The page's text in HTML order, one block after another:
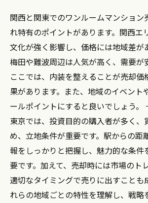
関西と関東でのワンルームマンション
れ特有のポイントがあります。関西エ
文化が強く影響し、価格には地域差が
梅田や難波周辺は人気が高く、需要が
ここでは、内装を整えることが売却価
果があります。また、地域のイベント
ールポイントにすると良いでしょう。
東京では、投資目的の購入者が多く、
め、立地条件が重要です。駅からの距
報をしっかりと把握し、魅力的な条件
要です。加えて、売却時には市場のト
適切なタイミングで売りに出すことも
れらの地域ごとの特性を理解し、戦略